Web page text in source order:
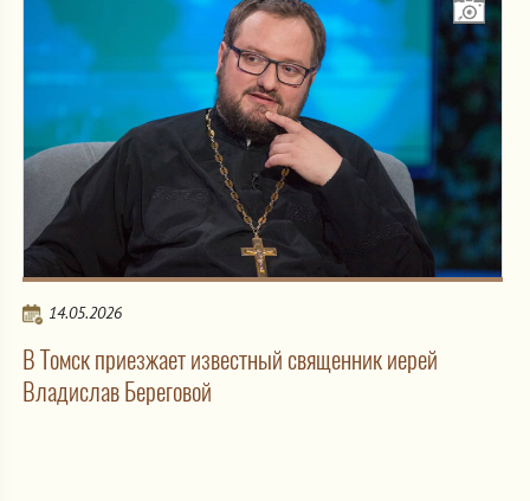
14.05.2026
В Томск приезжает известный священник иерей
Владислав Береговой